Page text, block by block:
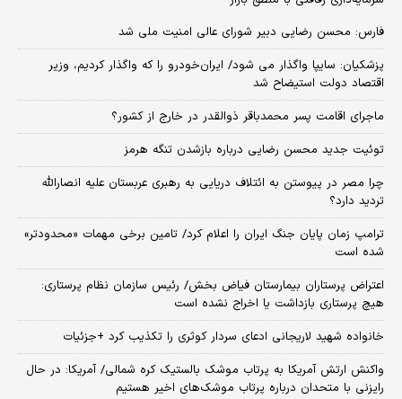
فارس: محسن رضایی دبیر شورای عالی امنیت ملی شد
پزشکیان: سایپا واگذار می شود/ ایران‌خودرو را که واگذار کردیم، وزیر
اقتصاد دولت استیضاح شد
ماجرای اقامت پسر محمدباقر ذوالقدر در خارج از کشور؟
توئیت جدید محسن رضایی درباره بازشدن تنگه هرمز
چرا مصر در پیوستن به ائتلاف دریایی به رهبری عربستان علیه انصارالله
تردید دارد؟
ترامپ زمان پایان جنگ ایران را اعلام کرد/ تامین برخی مهمات «محدودتر»
شده است
اعتراض پرستاران بیمارستان فیاض بخش/ رئیس سازمان نظام پرستاری:
هیچ پرستاری بازداشت یا اخراج نشده است
خانواده شهید لاریجانی ادعای سردار کوثری را تکذیب کرد +جزئیات
واکنش ارتش آمریکا به پرتاب موشک بالستیک کره شمالی/ آمریکا: در حال
رایزنی با متحدان درباره پرتاب موشک‌های اخیر هستیم